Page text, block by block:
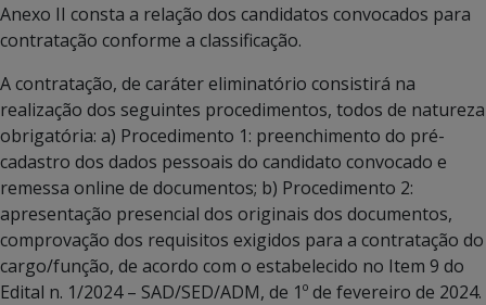
Anexo II consta a relação dos candidatos convocados para
contratação conforme a classificação.
A contratação, de caráter eliminatório consistirá na
realização dos seguintes procedimentos, todos de natureza
obrigatória: a) Procedimento 1: preenchimento do pré-
cadastro dos dados pessoais do candidato convocado e
remessa online de documentos; b) Procedimento 2:
apresentação presencial dos originais dos documentos,
comprovação dos requisitos exigidos para a contratação do
cargo/função, de acordo com o estabelecido no Item 9 do
Edital n. 1/2024 – SAD/SED/ADM, de 1º de fevereiro de 2024.